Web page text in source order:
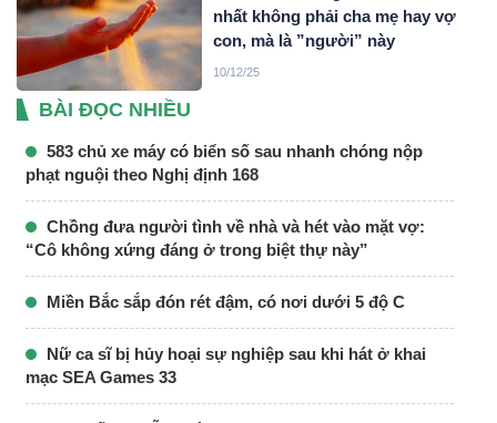
nhất không phải cha mẹ hay vợ
con, mà là ”người” này
10/12/25
BÀI ĐỌC NHIỀU
583 chủ xe máy có biển số sau nhanh chóng nộp
phạt nguội theo Nghị định 168
Chồng đưa người tình về nhà và hét vào mặt vợ:
“Cô không xứng đáng ở trong biệt thự này”
Miền Bắc sắp đón rét đậm, có nơi dưới 5 độ C
Nữ ca sĩ bị hủy hoại sự nghiệp sau khi hát ở khai
mạc SEA Games 33